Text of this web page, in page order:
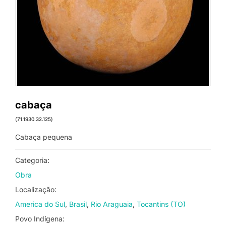
cabaça
(71.1930.32.125)
Cabaça pequena
Categoria:
Obra
Localização:
America do Sul Brasil Rio Araguaia Tocantins (TO)
Povo Indígena: